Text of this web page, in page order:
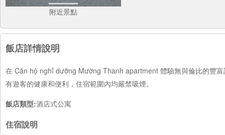
附近景點
飯店詳情說明
在 Căn hộ nghỉ dưỡng Mường Thanh apartment 體驗無與倫比的豐
有遊客的健康和便利，住宿範圍內均嚴禁吸煙。
飯店類型:酒店式公寓
住宿說明